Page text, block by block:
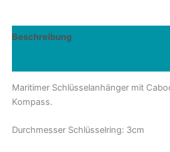
Beschreibung
Maritimer Schlüsselanhänger mit
Kompass.
Durchmesser Schlüsselring: 3cm